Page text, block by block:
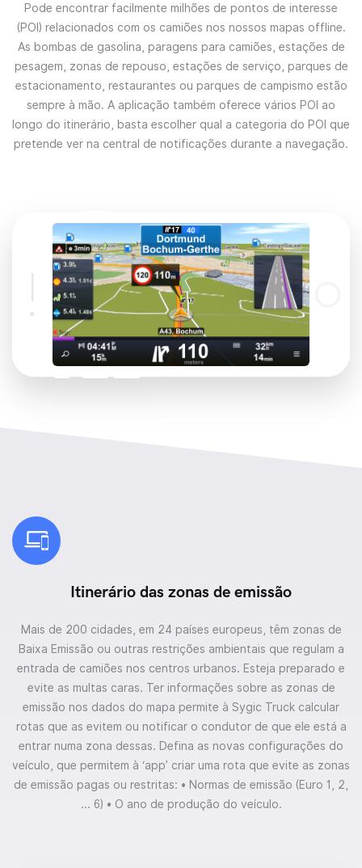
Pode encontrar facilmente milhões de pontos de interesse
(POI) relacionados com os camiões nos nossos mapas offline.
As bombas de gasolina, paragens para camiões, estações de
pesagem, zonas de repouso, estações de serviço, parques de
estacionamento, restaurantes ou parques de campismo estão
sempre à mão. A aplicação também oferece vários POI ao
longo do itinerário, basta escolher qual a categoria do POI que
pretende ver na central de notificações durante a navegação.
Itinerário das zonas de emissão
Mais de 200 cidades, em 24 países europeus, têm zonas de
Baixa Emissão ou outras restrições ambientais que regulam a
entrada de camiões nos centros urbanos. Esteja preparado e
evite as multas caras. Ter informações sobre as zonas de
emissão nos dados do mapa permite à Sygic Truck calcular
rotas que as evitem ou notificar o condutor de que ele está a
entrar numa zona dessas. Defina as novas configurações do
veículo, que permitem à ‘app’ criar uma rota que evite as zonas
de emissão pagas ou restritas: • Normas de emissão (Euro 1, 2,
... 6) • O ano de produção do veículo.